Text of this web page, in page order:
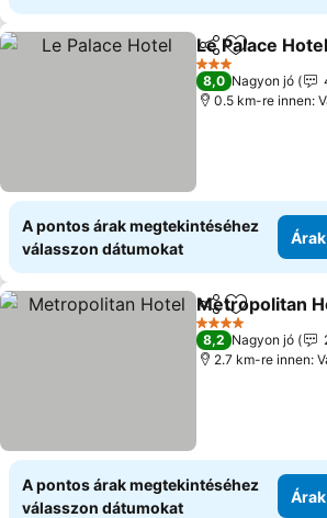
Megosztás
Le Palace Hotel
3 Kategória
8,0 Nagyon jó
0.5 km-re innen:
A pontos árak megtekintéséhez
válasszon dátumokat
Megosztás
Metropolitan
4 Kategória
8,2 Nagyon jó
2.7 km-re innen:
A pontos árak megtekintéséhez
válasszon dátumokat